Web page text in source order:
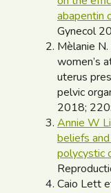
abapentin
Gynecol
Mèlanie
women’s
uterus
pelvic
2018;
Annie W
beliefs
polycystic
Caio Lett